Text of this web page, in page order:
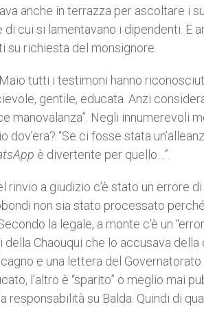
anche in terrazza per ascoltare i
di cui si lamentavano i dipendenti. E
su richiesta del monsignore.
tutti i testimoni hanno
gentile, educata. Anzi
manovalanza”. Negli innumerevoli
dov’era? “Se ci fosse stata
è divertente per quello…”.
rinvio a giudizio c’è stato un errore
non sia stato processato
la legale, a monte c’è un
della Chaouqui che lo accusava
e una lettera del
l’altro è “sparito” o meglio mai
responsabilità su Balda. Quindi di